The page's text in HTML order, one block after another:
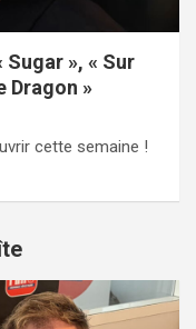
Sugar », « Sur
Dragon »
cette semaine !